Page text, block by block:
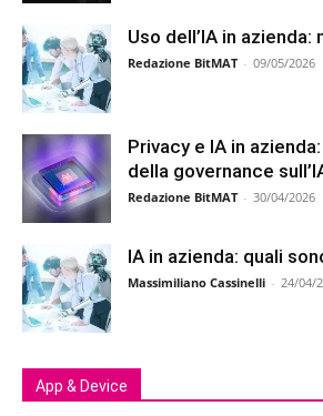
Uso dell’IA in azienda:
Redazione BitMAT - 09/05/2026
Privacy e IA in
della governance
Redazione BitMAT - 30/04/2026
IA in azienda: quali
Massimiliano Cassinelli - 24/04/
App & Device